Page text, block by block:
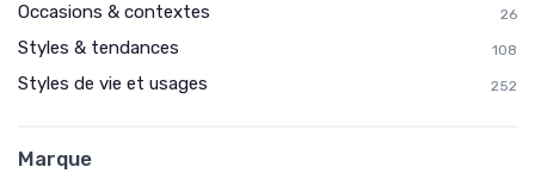
Occasions & contextes 26
Styles & tendances 108
Styles de vie et usages 252
Marque